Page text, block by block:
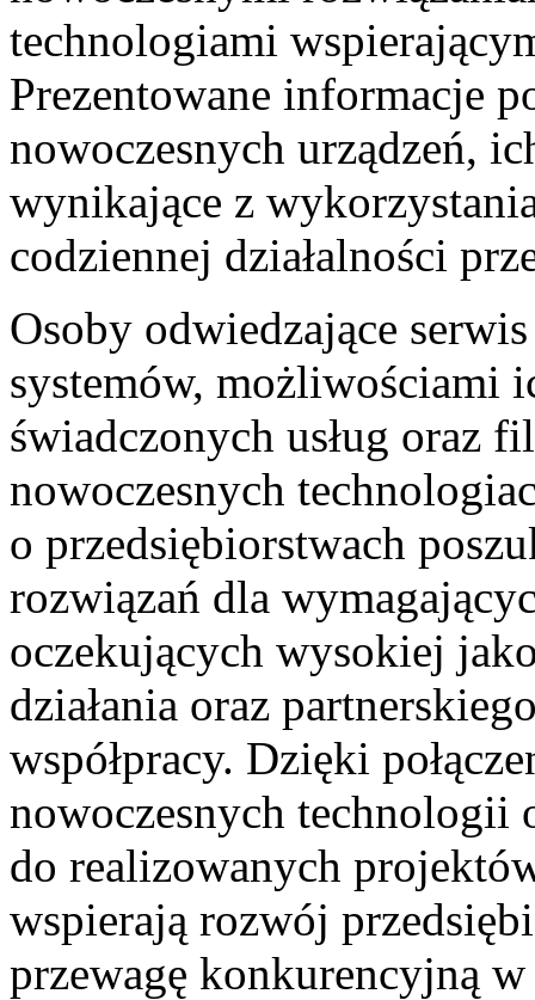
technologiami
Prezentowane informacje
nowoczesnych urządzeń,
wynikające z
codziennej działalności
Osoby odwiedzające
systemów, możliwościami
świadczonych usług oraz
nowoczesnych
o przedsiębiorstwach
rozwiązań dla
oczekujących wysokiej
działania oraz
współpracy. Dzięki
nowoczesnych technologii
do realizowanych
wspierają rozwój
przewagę konkurencyjną